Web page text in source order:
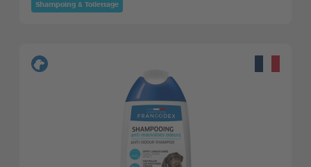
Shampoing & Toilettage